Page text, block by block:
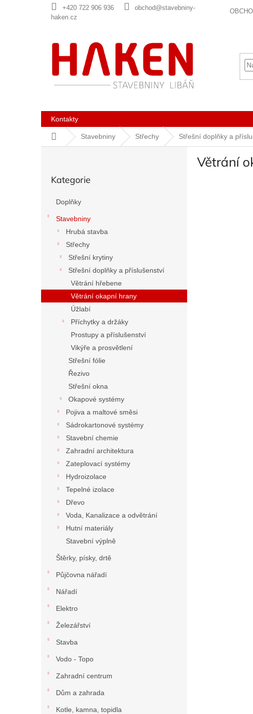
+420 722 906 936
obchod@stavebniny-
haken.cz
Kontakty
Domů Stavebniny Střechy Střešní doplňky a
l
kategorie
Kategorie
Doplňky
Stavebniny
Hrubá stavba
Střechy
Střešní krytiny
Střešní doplňky a příslušenství
Větrání hřebene
Větrání okapní hrany
Úžlabí
Příchytky a držáky
Prostupy a příslušenství
Vikýře a prosvětlení
Střešní fólie
Řezivo
Střešní okna
Okapové systémy
Pojiva a maltové směsi
Sádrokartonové systémy
Stavební chemie
Zahradní architektura
Zateplovací systémy
Hydroizolace
Tepelné izolace
Dřevo
Voda, Kanalizace a odvětrání
Hutní materiály
Stavební výplně
Štěrky, písky, drtě
Půjčovna nářadí
Nářadí
Elektro
Železářství
Stavba
Vodo - Topo
Zahradní centrum
Dům a zahrada
Kotle, kamna, topidla
Větrání